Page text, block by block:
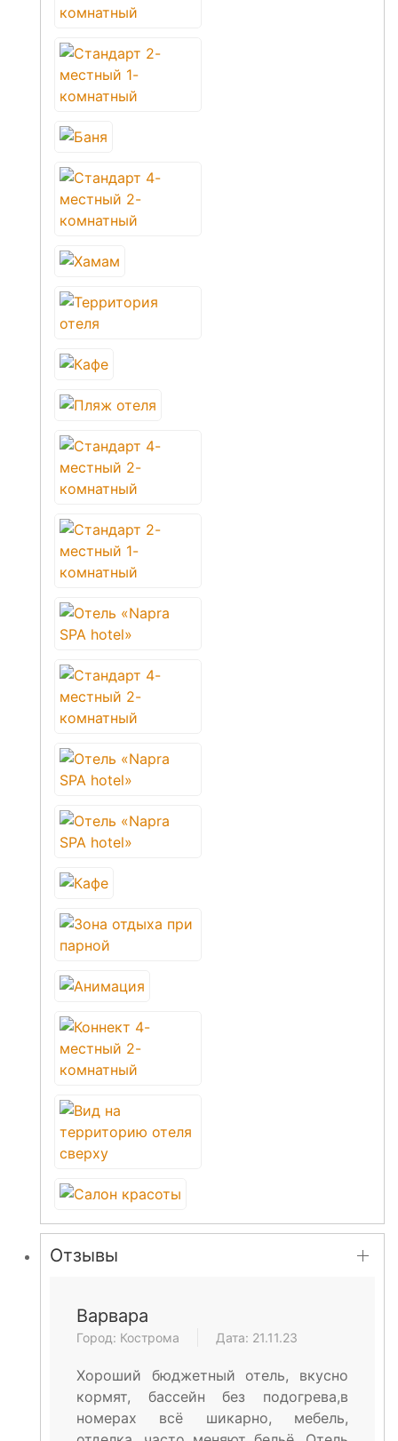
Отзывы
Варвара
Город: Кострома Дата: 21.11.23
Хороший бюджетный отель, вкусно
кормят, бассейн без подогрева,в
номерах всё шикарно, мебель,